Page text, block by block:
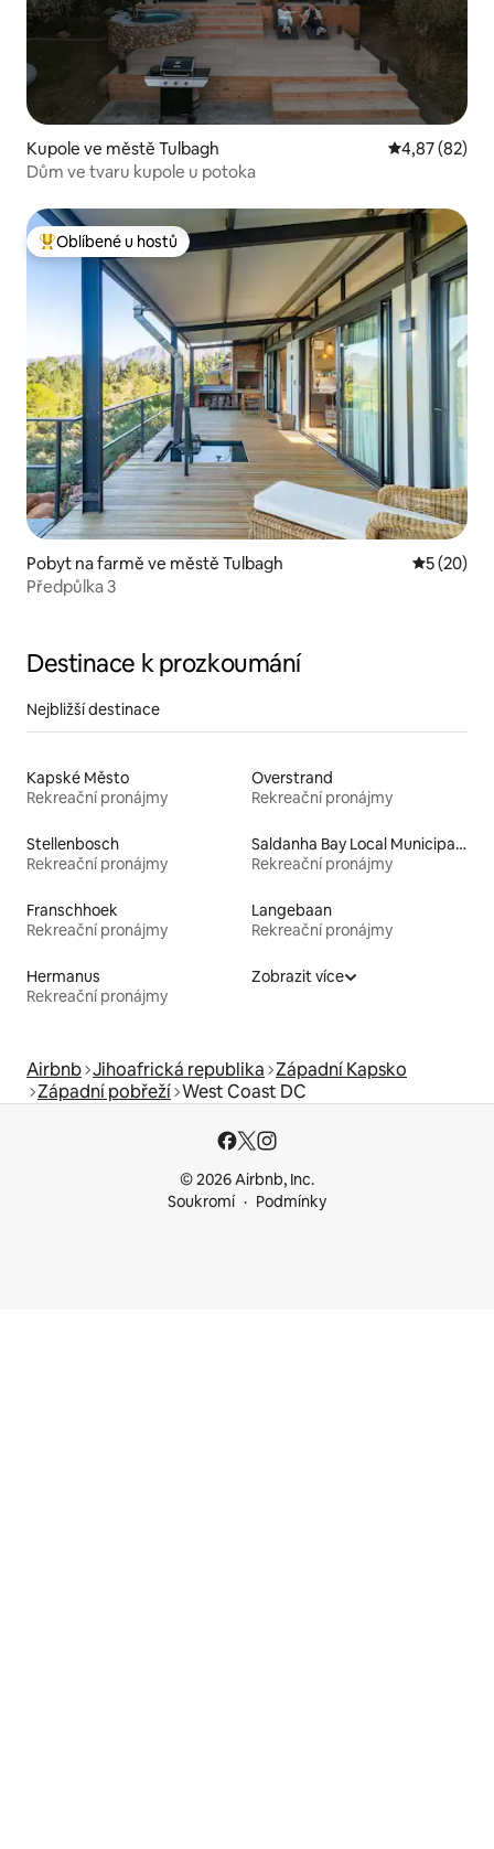
Kupole ve městě Tulbagh Průměrné
4,87 (82)
Dům ve tvaru kupole u potoka
Nejlepší v kategorii Oblíbené u hostů
Oblíbené u hostů
Pobyt na farmě ve městě Tulbagh Průměrné
5 (20)
Předpůlka 3
Destinace k prozkoumání
Nejbližší destinace
Kapské Město
Rekreační pronájmy
Overstrand
Rekreační pronájmy
Stellenbosch
Rekreační pronájmy
Saldanha Bay Local Municipality
Rekreační pronájmy
Franschhoek
Rekreační pronájmy
Langebaan
Rekreační pronájmy
Hermanus
Rekreační pronájmy
Zobrazit více
Airbnb Jihoafrická republika Západní Kapsko
Západní pobřeží West Coast DC
© 2026 Airbnb, Inc.
Soukromí
Podmínky